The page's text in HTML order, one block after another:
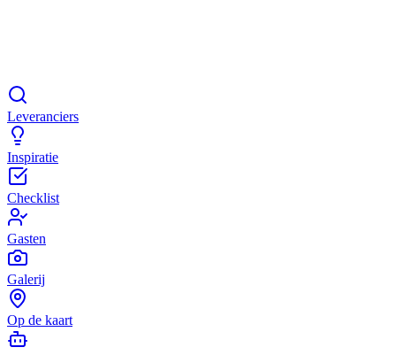
Leveranciers
Inspiratie
Checklist
Gasten
Galerij
Op de kaart